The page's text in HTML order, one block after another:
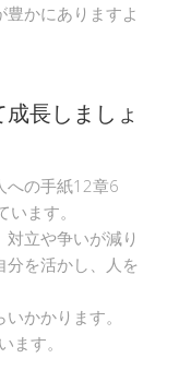
かにありますよ
長しましょ
への手紙12章6
ます。
立や争いが減り
分を活かし、人を
かかります。
ます。